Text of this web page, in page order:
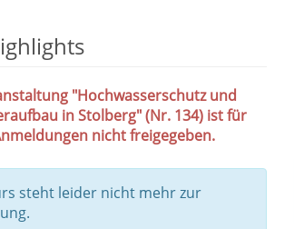
"Hochwasserschutz und
in Stolberg" (Nr. 134) ist für
nicht freigegeben.
steht leider nicht mehr zur